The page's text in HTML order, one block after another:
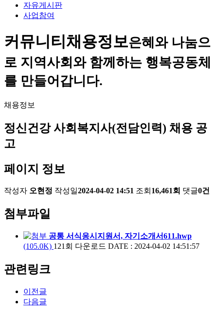
자유게시판
사업참여
커뮤니티채용정보은혜와 나눔으
로 지역사회와 함께하는 행복공동체
를 만들어갑니다.
채용정보
정신건강 사회복지사(전담인력) 채용 공
고
페이지 정보
작성자 오현정 작성일2024-04-02 14:51 조회 16,461회 댓글0건
첨부파일
공통 서식응시지원서, 자기소개서611.hwp
(105.0K) 121회 다운로드 DATE : 2024-04-02 14:51:57
관련링크
이전글
다음글